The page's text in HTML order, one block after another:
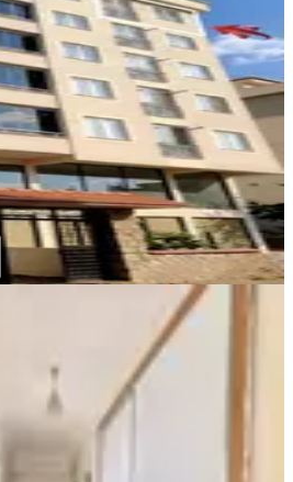
Yunus Emre Mahallesi
· 5. Kat·05.08.2026
Boğaziçi Mahallesi
Boğaziçi Mahallesi
·04.08.2026